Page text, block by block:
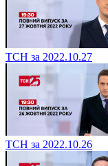
ТСН за 2022.10.27
ТСН за 2022.10.26